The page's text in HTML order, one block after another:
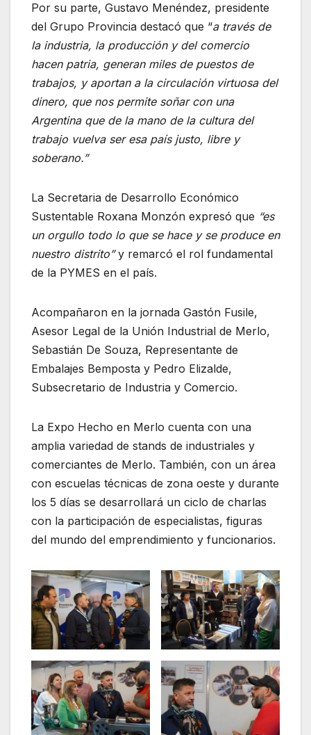
Por su parte, Gustavo Menéndez, presidente
del Grupo Provincia destacó que “a través de
la industria, la producción y del comercio
hacen patria, generan miles de puestos de
trabajos, y aportan a la circulación virtuosa del
dinero, que nos permite soñar con una
Argentina que de la mano de la cultura del
trabajo vuelva ser esa país justo, libre y
soberano.”
La Secretaria de Desarrollo Económico
Sustentable Roxana Monzón expresó que “es
un orgullo todo lo que se hace y se produce en
nuestro distrito”y remarcó el rol fundamental
de la PYMES en el país.
Acompañaron en la jornada Gastón Fusile,
Asesor Legal de la Unión Industrial de Merlo,
Sebastián De Souza, Representante de
Embalajes Bemposta y Pedro Elizalde,
Subsecretario de Industria y Comercio.
La Expo Hecho en Merlo cuenta con una
amplia variedad de stands de industriales y
comerciantes de Merlo. También, con un área
con escuelas técnicas de zona oeste y durante
los 5 días se desarrollará un ciclo de charlas
con la participación de especialistas, figuras
del mundo del emprendimiento y funcionarios.